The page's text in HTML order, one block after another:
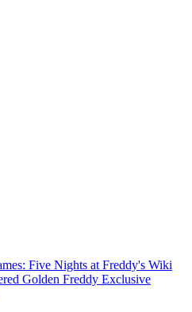
Five Nights at Freddy's Wiki
Golden Freddy Exclusive